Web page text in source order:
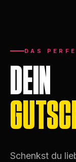
DAS
DEIN
Schenkst du